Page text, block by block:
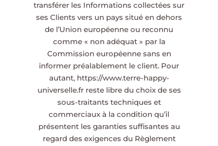
transférer les Informations collectées sur
ses Clients vers un pays situé en dehors
de l’Union européenne ou reconnu
comme « non adéquat » par la
Commission européenne sans en
informer préalablement le client. Pour
autant, https://www.terre-happy-
universelle.frreste libre du choix de ses
sous-traitants techniques et
commerciaux à la condition qu’il
présentent les garanties suffisantes au
regard des exigences du Règlement